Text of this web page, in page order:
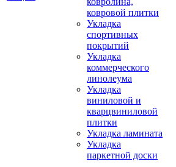
ковровой плитки
Укладка
спортивных
покрытий
Укладка
коммерческого
линолеума
Укладка
виниловой и
кварцвиниловой
плитки
Укладка ламината
Укладка
паркетной доски